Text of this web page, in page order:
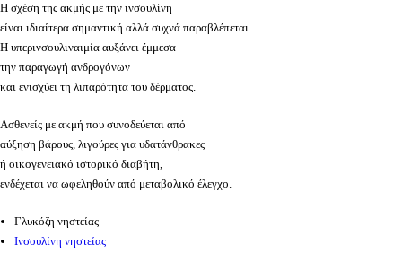
Η σχέση της ακμής με την ινσουλίνη
είναι ιδιαίτερα σημαντική αλλά συχνά παραβλέπεται.
Η υπερινσουλιναιμία αυξάνει έμμεσα
την παραγωγή ανδρογόνων
και ενισχύει τη λιπαρότητα του δέρματος.
Ασθενείς με ακμή που συνοδεύεται από
αύξηση βάρους, λιγούρες για υδατάνθρακες
ή οικογενειακό ιστορικό διαβήτη,
ενδέχεται να ωφεληθούν από μεταβολικό έλεγχο.
Γλυκόζη νηστείας
Ινσουλίνη νηστείας